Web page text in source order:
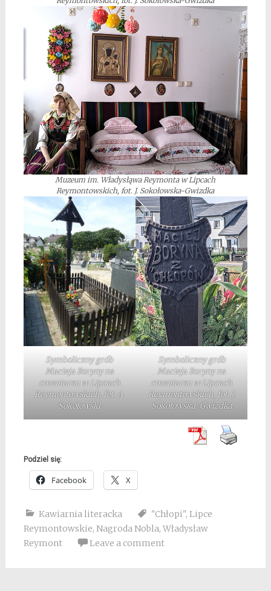
Muzeum im. Władysłąwa Reymonta w Lipcach
Reymontowskich, fot. J. Sokołowska-Gwizdka
Symboliczny grób
Macieja Boryny na
cmentarzu w Lipcach
Reymontowskich, fot. A.
Sokołowski
Symboliczny grób
Macieja Boryny na
cmentarzu w Lipcach
Reymontowskich, fot. J.
Sokołowska-Gwizdka
Podziel się:
Facebook X
Kawiarnia literacka "Chłopi", Lipce
Reymontowskie, Nagroda Nobla, Władysław
Reymont
Leave a comment